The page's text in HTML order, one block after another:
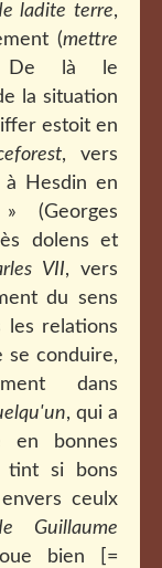
ladite terre,
(mettre
là le
la situation
estoit en
, vers
à Hesdin en
(Georges
dolens et
VII, vers
du sens
les relations
se conduire,
dans
, qui a
en bonnes
si bons
ceulx
Guillaume
bien [=